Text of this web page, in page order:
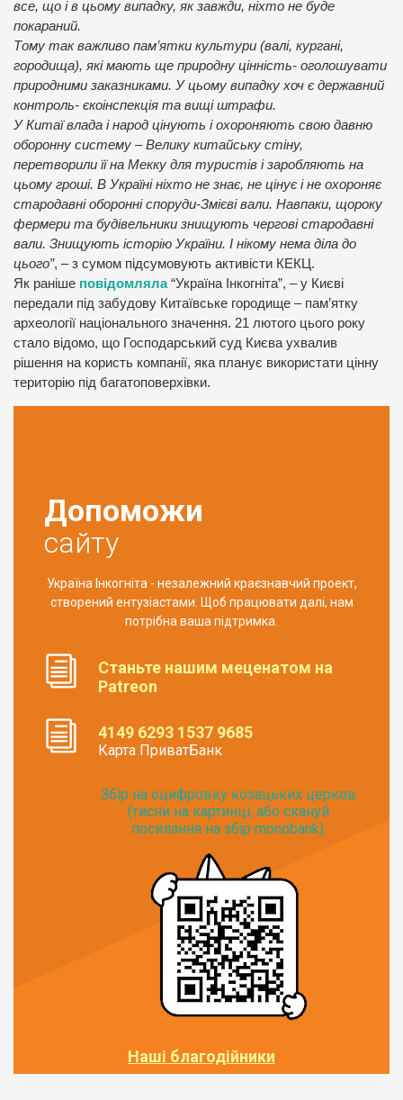
все, що і в цьому випадку, як завжди, ніхто не буде
покараний.
Тому так важливо пам’ятки культури (валі, кургані,
городища), які мають ще природну цінність- оголошувати
природними заказниками. У цьому випадку хоч є державний
контроль- єкоінспекція та вищі штрафи.
У Китаї влада і народ цінують і охороняють свою давню
оборонну систему – Велику китайську стіну,
перетворили її на Мекку для туристів і заробляють на
цьому гроші. В Україні ніхто не знає, не цінує і не охороняє
стародавні оборонні споруди-Змієві вали. Навпаки, щороку
фермери та будівельники знищують чергові стародавні
вали. Знищують історію України. І нікому нема діла до
цього”, – з сумом підсумовують активісти КЕКЦ.
Як раніше повідомляла“Україна Інкогніта”, – у Києві
передали під забудову Китаївське городище – пам’ятку
археології національного значення. 21 лютого цього року
стало відомо, що Господарський суд Києва ухвалив
рішення на користь компанії, яка планує використати цінну
територію під багатоповерхівки.
Допоможи
сайту
Україна Інкогніта - незалежний краєзнавчий проект,
створений ентузіастами. Щоб працювати далі, нам
потрібна ваша підтримка.
Станьте нашим меценатом на
Patreon
4149 6293 1537 9685
Карта ПриватБанк
Збір на оцифровку козацьких церков
(тисни на картинці, або скануй
посилання на збір monobank):
Наші благодійники